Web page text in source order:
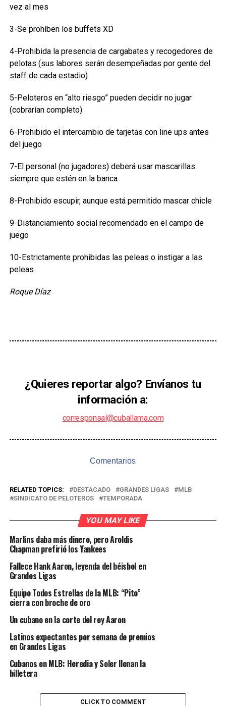
vez al mes
3-Se prohíben los buffets XD
4-Prohibida la presencia de cargabates y recogedores de
pelotas (sus labores serán desempeñadas por gente del
staff de cada estadio)
5-Peloteros en “alto riesgo” pueden decidir no jugar
(cobrarían completo)
6-Prohibido el intercambio de tarjetas con line ups antes
del juego
7-El personal (no jugadores) deberá usar mascarillas
siempre que estén en la banca
8-Prohibido escupir, aunque está permitido mascar chicle
9-Distanciamiento social recomendado en el campo de
juego
10-Estrictamente prohibidas las peleas o instigar a las
peleas
Roque Díaz
¿Quieres reportar algo? Envíanos tu
información a:
corresponsal@cuballama.com
Comentarios
RELATED TOPICS: DESTACADO GRANDES LIGAS
MLB
SINDICATO DE PELOTEROS
TEMPORADA
YOU MAY LIKE
Marlins daba más dinero, pero Aroldis
Chapman prefirió los Yankees
Fallece Hank Aaron, leyenda del béisbol en
Grandes Ligas
Equipo Todos Estrellas de la MLB: “Pito”
cierra con broche de oro
Un cubano en la corte del rey Aaron
Latinos expectantes por semana de premios
en Grandes Ligas
Cubanos en MLB: Heredia y Soler llenan la
billetera
CLICK TO COMMENT